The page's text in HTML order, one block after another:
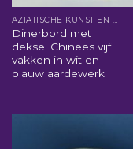
Dinerbord met
deksel Chinees vijf
vakken in wit en
blauw aardewerk